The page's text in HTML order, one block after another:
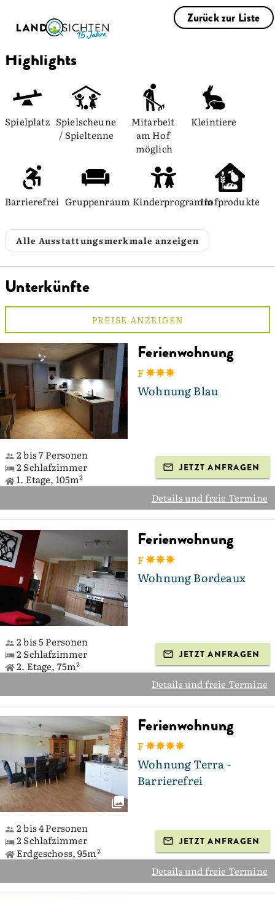
Zurück zur Liste
Highlights
Spielplatz Spielscheune
/ Spieltenne
Mitarbeit
am Hof
möglich
Kleintiere
Barrierefrei Gruppenraum KinderprogrammHofprodukte
Alle Ausstattungsmerkmale anzeigen
Unterkünfte
PREISE ANZEIGEN
Ferienwohnung
F
Wohnung Blau
2 bis 7 Personen
2 Schlafzimmer
1. Etage, 105m²
JETZT ANFRAGEN
Details und freie Termine
Ferienwohnung
F
Wohnung Bordeaux
2 bis 5 Personen
2 Schlafzimmer
2. Etage, 75m²
JETZT ANFRAGEN
Details und freie Termine
Ferienwohnung
F
Wohnung Terra -
Barrierefrei
2 bis 4 Personen
2 Schlafzimmer
Erdgeschoss, 95m²
JETZT ANFRAGEN
Details und freie Termine